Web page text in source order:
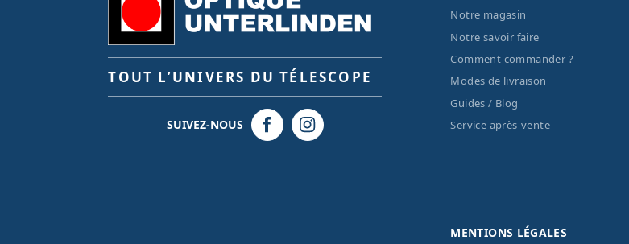
TOUT L’UNIVERS DU TÉLESCOPE
SUIVEZ-NOUS
Notre magasin
Notre savoir faire
Comment commander ?
Modes de livraison
Guides / Blog
Service après-vente
MENTIONS LÉGALES